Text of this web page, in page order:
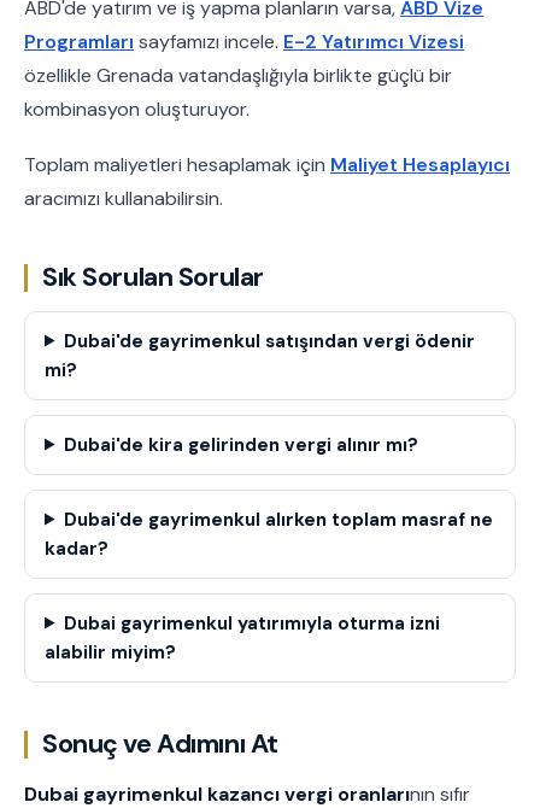
ABD'de yatırım ve iş yapma planların varsa,ABD Vize
Programları sayfamızı incele. E-2 Yatırımcı Vizesi
özellikle Grenada vatandaşlığıyla birlikte güçlü bir
kombinasyon oluşturuyor.
Toplam maliyetleri hesaplamak için Maliyet Hesaplayıcı
aracımızı kullanabilirsin.
Sık Sorulan Sorular
Dubai'de gayrimenkul satışından vergi ödenir
mi?
Dubai'de kira gelirinden vergi alınır mı?
Dubai'de gayrimenkul alırken toplam masraf ne
kadar?
Dubai gayrimenkul yatırımıyla oturma izni
alabilir miyim?
Sonuç ve Adımını At
Dubai gayrimenkul kazancı vergi oranlarının sıfır